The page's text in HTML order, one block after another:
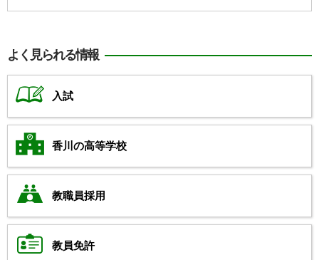
よく見られる情報
入試
香川の高等学校
教職員採用
教員免許